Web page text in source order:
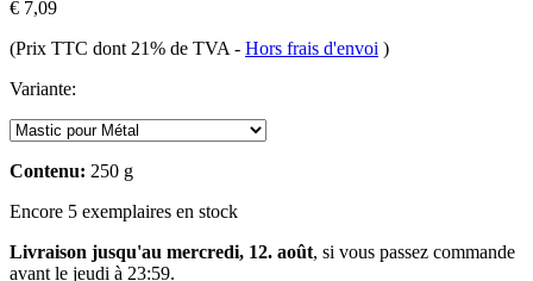
€ 7,09
(Prix TTC dont 21% de TVA - Hors frais d'envoi )
Variante:
Contenu: 250 g
Encore 5 exemplaires en stock
Livraison jusqu'au mercredi, 12. août, si vous passez commande
avant le jeudi à 23:59.